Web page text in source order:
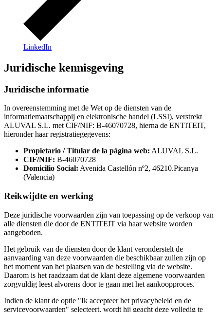
LinkedIn
Juridische kennisgeving
Juridische informatie
In overeenstemming met de Wet op de diensten van de
informatiemaatschappij en elektronische handel (LSSI), verstrekt
ALUVAL S.L. met CIF/NIF: B-46070728, hierna de ENTITEIT,
hieronder haar registratiegegevens:
Propietario / Titular de la página web: ALUVAL S.L.
CIF/NIF: B-46070728
Domicilio Social: Avenida Castellón nº2, 46210.Picanya
(Valencia)
Reikwijdte en werking
Deze juridische voorwaarden zijn van toepassing op de verkoop van
alle diensten die door de ENTITEIT via haar website worden
aangeboden.
Het gebruik van de diensten door de klant veronderstelt de
aanvaarding van deze voorwaarden die beschikbaar zullen zijn op
het moment van het plaatsen van de bestelling via de website.
Daarom is het raadzaam dat de klant deze algemene voorwaarden
zorgvuldig leest alvorens door te gaan met het aankoopproces.
Indien de klant de optie "Ik accepteer het privacybeleid en de
servicevoorwaarden" selecteert, wordt hij geacht deze volledig te